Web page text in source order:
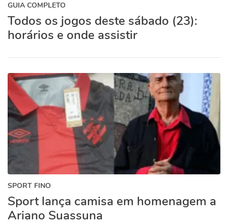
GUIA COMPLETO
Todos os jogos deste sábado (23):
horários e onde assistir
SPORT FINO
Sport lança camisa em homenagem a
Ariano Suassuna